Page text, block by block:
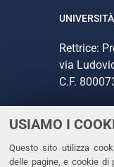
USIAMO I
Questo sito utilizza
delle pagine, e cookie di
Rettrice:
via
C.F.
CONTATTI
Tel. +39